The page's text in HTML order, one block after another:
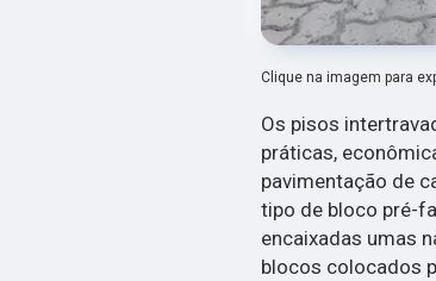
Clique na imagem para
Os pisos
práticas,
pavimentação de
tipo de bloco pré-
encaixadas umas
blocos colocados